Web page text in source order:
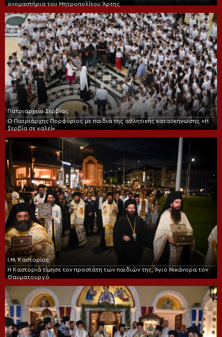
ονομαστήρια του Μητροπολίτου Άρτης
Πατριαρχείο Σερβίας
Ο Πατριάρχης Πορφύριος με παιδιά της αθλητικής κατασκήνωσης «Η
Σερβία σε καλεί»
Ι.Μ. Καστορίας
Η Καστοριά τίμησε τον προστάτη των παιδιών της, Άγιο Νικάνορα τον
Θαυματουργό